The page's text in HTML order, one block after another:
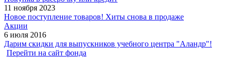
11 ноября 2023
Новое поступление товаров! Хиты снова в продаже
Акции
6 июля 2016
Дарим скидки для выпускников учебного центра "Аландр"!
Перейти на сайт фонда